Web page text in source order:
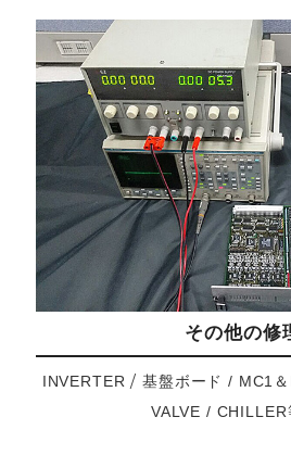
その他の修
INVERTER/ 基盤ボード / MC1
VALVE / CHILLER